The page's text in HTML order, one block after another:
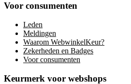
Voor consumenten
Leden
Meldingen
Waarom WebwinkelKeur?
Zekerheden en Badges
Voor consumenten
Keurmerk voor webshops